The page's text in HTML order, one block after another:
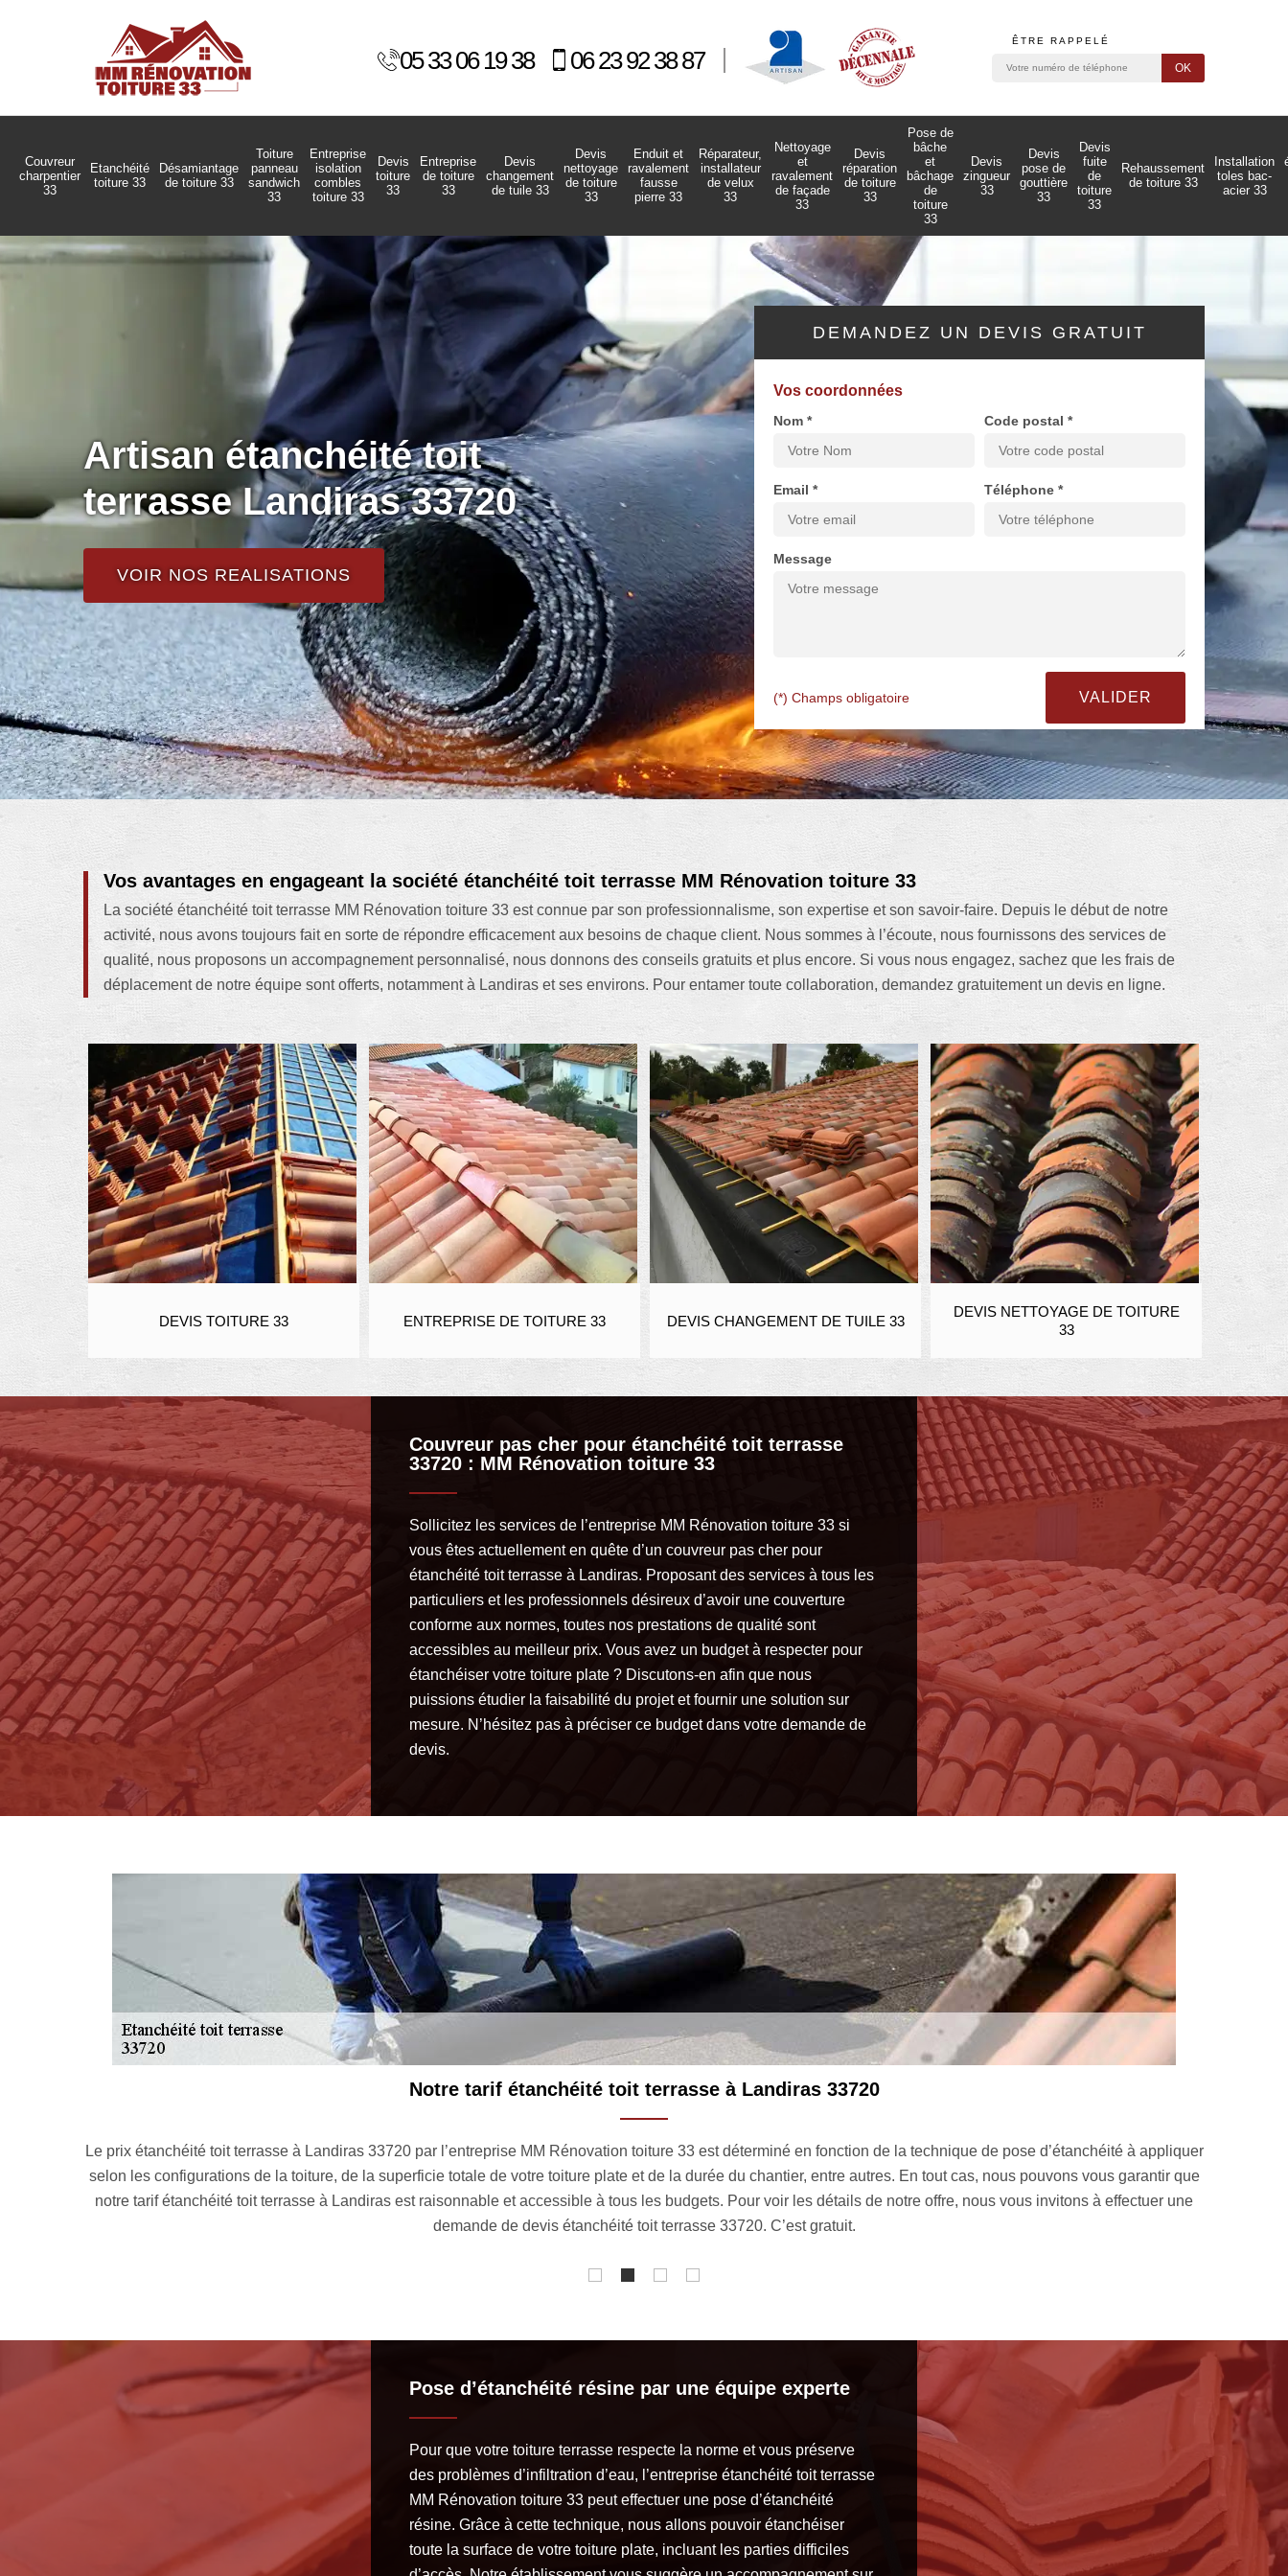
05 33 06 19 38 06 23 92 38 87
ÊTRE RAPPELÉ
Couvreur
charpentier
33
Etanchéité
toiture 33
Désamiantage
de toiture 33
Toiture
panneau
sandwich
33
Entreprise
isolation
combles
toiture 33
Devis
toiture
33
Entreprise
de toiture
33
Devis
changement
de tuile 33
Devis
nettoyage
de toiture
33
Enduit et
ravalement
fausse
pierre 33
Réparateur,
installateur
de velux
33
Nettoyage
et
ravalement
de façade
33
Devis
réparation
de toiture
33
Pose de
bâche
et
bâchage
de
toiture
33
Devis
zingueur
33
Devis
pose de
gouttière
33
Devis
fuite
de
toiture
33
Rehaussement
de toiture 33
Installation
toles bac-
acier 33
Artisan étanchéité toit
terrasse Landiras 33720
VOIR NOS REALISATIONS
DEMANDEZ UN DEVIS GRATUIT
Vos coordonnées
Nom * Code postal *
Email * Téléphone *
Message
(*) Champs obligatoire
Vos avantages en engageant la société étanchéité toit terrasse MM Rénovation toiture 33
La société étanchéité toit terrasse MM Rénovation toiture 33 est connue par son professionnalisme, son expertise et son savoir-faire. Depuis le début de notre
activité, nous avons toujours fait en sorte de répondre efficacement aux besoins de chaque client. Nous sommes à l’écoute, nous fournissons des services de
qualité, nous proposons un accompagnement personnalisé, nous donnons des conseils gratuits et plus encore. Si vous nous engagez, sachez que les frais de
déplacement de notre équipe sont offerts, notamment à Landiras et ses environs. Pour entamer toute collaboration, demandez gratuitement un devis en ligne.
DEVIS TOITURE 33 ENTREPRISE DE TOITURE 33 DEVIS CHANGEMENT DE TUILE 33
DEVIS NETTOYAGE DE TOITURE
33
Couvreur pas cher pour étanchéité toit terrasse
33720 : MM Rénovation toiture 33
Sollicitez les services de l’entreprise MM Rénovation toiture 33 si
vous êtes actuellement en quête d’un couvreur pas cher pour
étanchéité toit terrasse à Landiras. Proposant des services à tous les
particuliers et les professionnels désireux d’avoir une couverture
conforme aux normes, toutes nos prestations de qualité sont
accessibles au meilleur prix. Vous avez un budget à respecter pour
étanchéiser votre toiture plate ? Discutons-en afin que nous
puissions étudier la faisabilité du projet et fournir une solution sur
mesure. N’hésitez pas à préciser ce budget dans votre demande de
devis.
Notre tarif étanchéité toit terrasse à Landiras 33720
Le prix étanchéité toit terrasse à Landiras 33720 par l’entreprise MM Rénovation toiture 33 est déterminé en fonction de la technique de pose d’étanchéité à appliquer
selon les configurations de la toiture, de la superficie totale de votre toiture plate et de la durée du chantier, entre autres. En tout cas, nous pouvons vous garantir que
notre tarif étanchéité toit terrasse à Landiras est raisonnable et accessible à tous les budgets. Pour voir les détails de notre offre, nous vous invitons à effectuer une
demande de devis étanchéité toit terrasse 33720. C’est gratuit.
Pose d’étanchéité résine par une équipe experte
Pour que votre toiture terrasse respecte la norme et vous préserve
des problèmes d’infiltration d’eau, l’entreprise étanchéité toit terrasse
MM Rénovation toiture 33 peut effectuer une pose d’étanchéité
résine. Grâce à cette technique, nous allons pouvoir étanchéiser
toute la surface de votre toiture plate, incluant les parties difficiles